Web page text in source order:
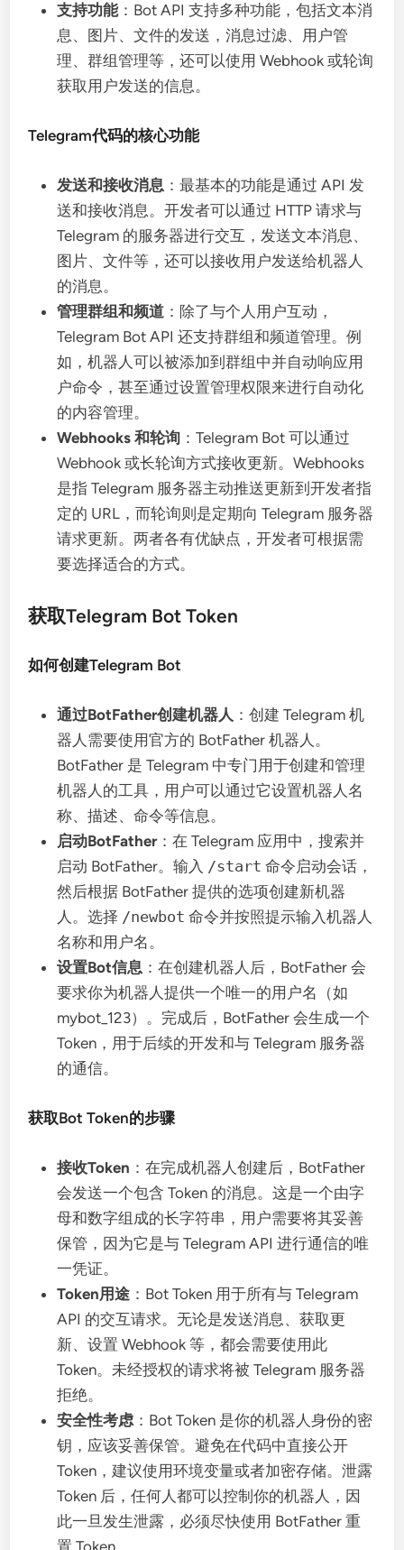
支持功能：Bot API 支持多种功能，包括文本消
息、图片、文件的发送，消息过滤、用户管
理、群组管理等，还可以使用 Webhook 或轮询
获取用户发送的信息。
Telegram代码的核心功能
发送和接收消息 ：最基本的功能是通过 API 发
送和接收消息。开发者可以通过 HTTP 请求与
Telegram 的服务器进行交互，发送文本消息、
图片、文件等，还可以接收用户发送给机器人
的消息。
管理群组和频道 ：除了与个人用户互动，
Telegram Bot API 还支持群组和频道管理。例
如，机器人可以被添加到群组中并自动响应用
户命令，甚至通过设置管理权限来进行自动化
的内容管理。
Webhooks 和轮询 ：Telegram Bot 可以通过
Webhook 或长轮询方式接收更新。Webhooks
是指 Telegram 服务器主动推送更新到开发者指
定的 URL，而轮询则是定期向 Telegram 服务器
请求更新。两者各有优缺点，开发者可根据需
要选择适合的方式。
获取Telegram Bot Token
如何创建Telegram Bot
通过BotFather创建机器人 ：创建 Telegram 机
器人需要使用官方的 BotFather 机器人。
BotFather 是 Telegram 中专门用于创建和管理
机器人的工具，用户可以通过它设置机器人名
称、描述、命令等信息。
启动BotFather：在 Telegram 应用中，搜索并
启动 BotFather。输入 /start 命令启动会话，
然后根据 BotFather 提供的选项创建新机器
人。选择 /newbot 命令并按照提示输入机器人
名称和用户名。
设置Bot信息 ：在创建机器人后，BotFather 会
要求你为机器人提供一个唯一的用户名（如
mybot_123）。完成后，BotFather 会生成一个
Token，用于后续的开发和与 Telegram 服务器
的通信。
获取Bot Token的步骤
接收Token ：在完成机器人创建后，BotFather
会发送一个包含 Token 的消息。这是一个由字
母和数字组成的长字符串，用户需要将其妥善
保管，因为它是与 Telegram API 进行通信的唯
一凭证。
Token用途 ：Bot Token 用于所有与 Telegram
API 的交互请求。无论是发送消息、获取更
新、设置 Webhook 等，都会需要使用此
Token。未经授权的请求将被 Telegram 服务器
拒绝。
安全性考虑：Bot Token 是你的机器人身份的密
钥，应该妥善保管。避免在代码中直接公开
Token，建议使用环境变量或者加密存储。泄露
Token 后，任何人都可以控制你的机器人，因
此一旦发生泄露，必须尽快使用 BotFather 重
置 Token。